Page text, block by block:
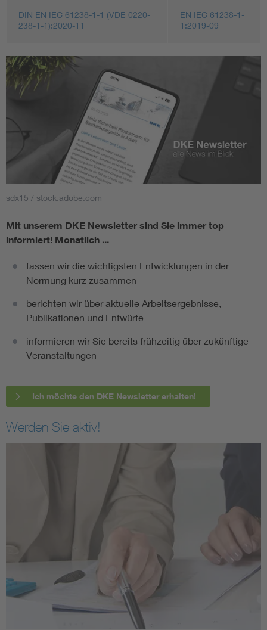
DIN EN IEC 61238-1-1 (VDE 0220-
238-1-1):2020-11
EN IEC 61238-1-
1:2019-09
sdx15 / stock.adobe.com
Mit unserem DKE Newsletter sind Sie immer top
informiert! Monatlich ...
fassen wir die wichtigsten Entwicklungen in der
Normung kurz zusammen
berichten wir über aktuelle Arbeitsergebnisse,
Publikationen und Entwürfe
informieren wir Sie bereits frühzeitig über zukünftige
Veranstaltungen
Ich möchte den DKE Newsletter erhalten!
Werden Sie aktiv!